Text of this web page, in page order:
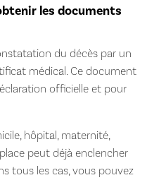
les documents
du décès par un
médical. Ce document
officielle et pour
hôpital, maternité,
peut déjà enclencher
tous les cas, vous pouvez